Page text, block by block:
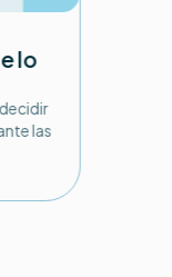
lo
las